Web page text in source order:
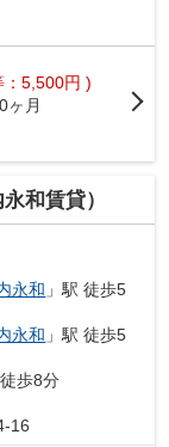
：5,500円 )
0ヶ月
和賃貸）
永和 」駅 徒歩5
永和 」駅 徒歩5
徒歩8分
16